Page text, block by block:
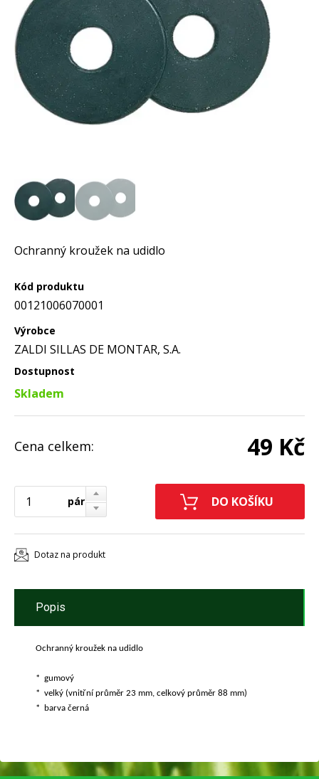
Ochranný kroužek na udidlo
Kód produktu
00121006070001
Výrobce
ZALDI SILLAS DE MONTAR, S.A.
Dostupnost
Skladem
Cena celkem: 49 Kč
pár
Dotaz na produkt
Popis
Ochranný kroužek na udidlo
* gumový
* velký (vnitřní průměr 23 mm, celkový průměr 88 mm)
* barva černá